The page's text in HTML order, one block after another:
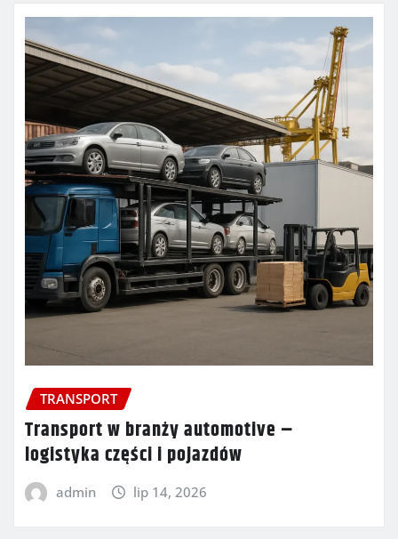
TRANSPORT
Transport w branży automotive –
logistyka części i pojazdów
admin lip 14, 2026